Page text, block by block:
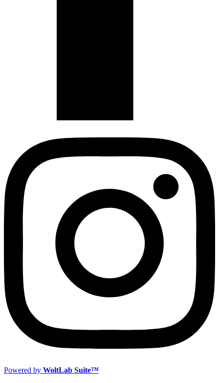
Powered by WoltLab Suite™